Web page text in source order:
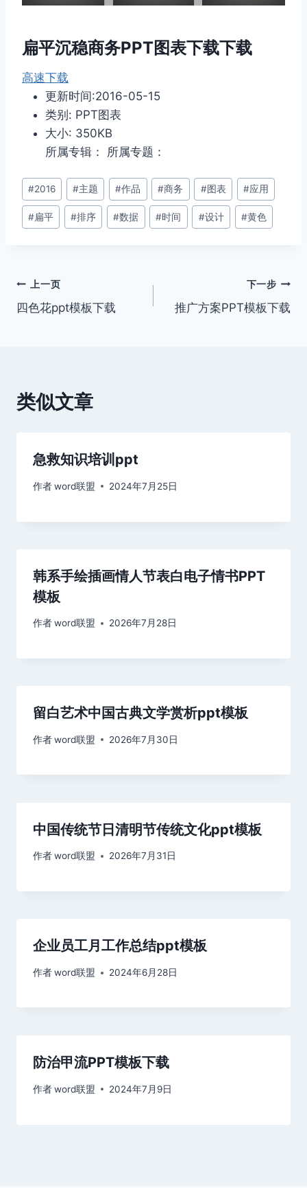
扁平沉稳商务PPT图表下载下载
高速下载
更新时间:2016-05-15
类别: PPT图表
大小: 350KB
所属专辑： 所属专题：
文
章
标
#2016 #主题 #作品 #商务 #图表 #应用
#扁平 #排序 #数据 #时间 #设计 #黄色
文
章
上一页
四色花ppt模板下载
下一步
推广方案PPT模板下载
类似文章
急救知识培训ppt
作者word联盟 2024年7月25日
韩系手绘插画情人节表白电子情书PPT
模板
作者word联盟 2026年7月28日
留白艺术中国古典文学赏析ppt模板
作者word联盟 2026年7月30日
中国传统节日清明节传统文化ppt模板
作者word联盟 2026年7月31日
企业员工月工作总结ppt模板
作者word联盟 2024年6月28日
防治甲流PPT模板下载
作者word联盟 2024年7月9日